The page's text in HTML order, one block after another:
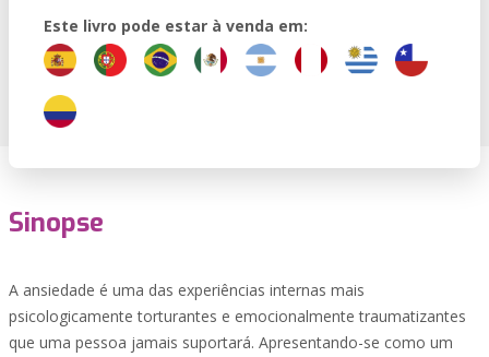
Este livro pode estar à venda em:
Sinopse
A ansiedade é uma das experiências internas mais
psicologicamente torturantes e emocionalmente traumatizantes
que uma pessoa jamais suportará. Apresentando-se como um